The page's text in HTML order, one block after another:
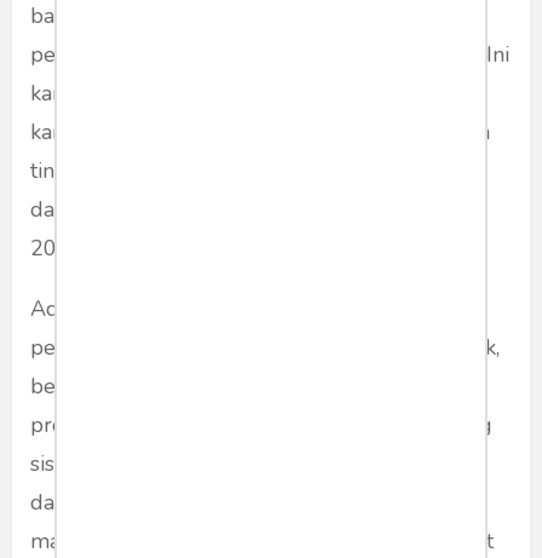
bahasa asing juga dituntut untuk mengetahui
penguasaan bahasa asing setiap peserta didik. Ini
karena setiap siswa memiliki beragam
karakteristik yang mencakup teknik belajar dan
tingkat penyerapan pelajaran seperti tertuang
dalam konsep intelegensi majemuk (Stanford,
2003).
Ada 4 keterampilan yang harus diketahui
peserta didik dalam berbahasa, yaitu menyimak,
berbicara, membaca, serta menulis. Dalam
proses pembelajaran bahasa Inggris, seorang
siswa tentu pernah mengalami hambatan
dalam belajar sehingga berdampak ke kurang
maksimalnya hasil belajar siswa. Fakta ini dapat